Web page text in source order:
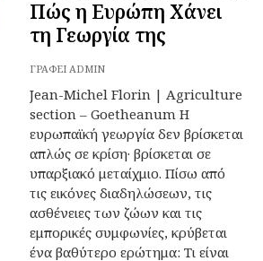
Πώς η Ευρώπη Χάνει
τη Γεωργία της
ΓΡΆΦΕΙ ADMIN
Jean-Michel Florin | Agriculture
section – Goetheanum Η
ευρωπαϊκή γεωργία δεν βρίσκεται
απλώς σε κρίση· βρίσκεται σε
υπαρξιακό μεταίχμιο. Πίσω από
τις εικόνες διαδηλώσεων, τις
ασθένειες των ζώων και τις
εμπορικές συμφωνίες, κρύβεται
ένα βαθύτερο ερώτημα: Τι είναι